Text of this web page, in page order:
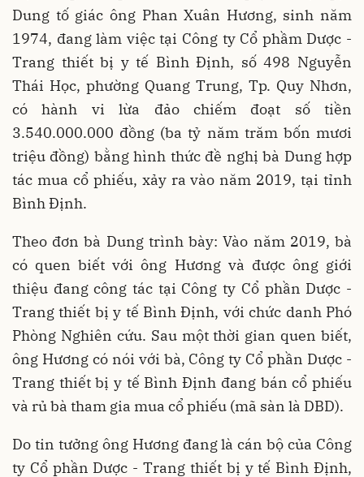
Dung tố giác ông Phan Xuân Hương, sinh năm
1974, đang làm việc tại Công ty Cổ phầm Dược -
Trang thiết bị y tế Bình Định, số 498 Nguyễn
Thái Học, phường Quang Trung, Tp. Quy Nhơn,
có hành vi lừa đảo chiếm đoạt số tiền
3.540.000.000 đồng (ba tỷ năm trăm bốn mươi
triệu đồng) bằng hình thức đề nghị bà Dung hợp
tác mua cổ phiếu, xảy ra vào năm 2019, tại tỉnh
Bình Định.
Theo đơn bà Dung trình bày: Vào năm 2019, bà
có quen biết với ông Hương và được ông giới
thiệu đang công tác tại Công ty Cổ phần Dược -
Trang thiết bị y tế Bình Định, với chức danh Phó
Phòng Nghiên cứu. Sau một thời gian quen biết,
ông Hương có nói với bà, Công ty Cổ phần Dược -
Trang thiết bị y tế Bình Định đang bán cổ phiếu
và rủ bà tham gia mua cổ phiếu (mã sàn là DBD).
Do tin tưởng ông Hương đang là cán bộ của Công
ty Cổ phần Dược - Trang thiết bị y tế Bình Định,